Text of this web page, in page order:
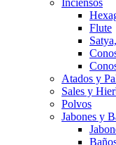
Inciensos
Flute
Atados y
Sales y
Polvos
Jabones y